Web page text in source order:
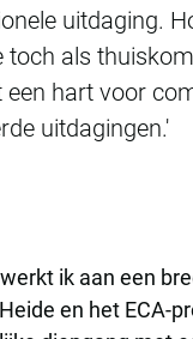
uitdaging.
toch als
een hart voor
uitdagingen.'
ik aan een
en het